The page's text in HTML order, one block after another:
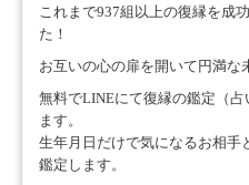
これまで937組以上の復縁を成
た！
お互いの心の扉を開いて円満な
無料でLINEにて復縁の鑑定（
ます。
生年月日だけで気になるお相手
鑑定します。